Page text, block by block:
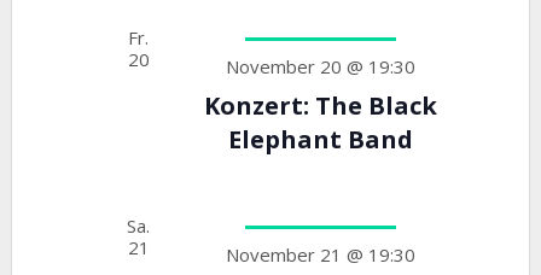
Fr.
20
Konzert: The Black
Elephant Band
November 20 @ 19:30
Sa.
21
November 21 @ 19:30